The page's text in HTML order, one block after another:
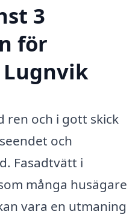
3
för
ren och i gott skick
och
Fasadtvätt i
många husägare
vara en utmaning